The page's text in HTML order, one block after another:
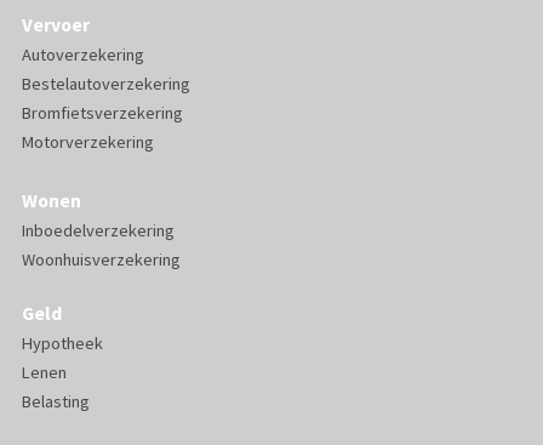
Vervoer
Autoverzekering
Bestelautoverzekering
Bromfietsverzekering
Motorverzekering
Wonen
Inboedelverzekering
Woonhuisverzekering
Geld
Hypotheek
Lenen
Belasting